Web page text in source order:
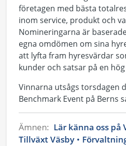
företagen med bästa
inom service, produkt och
Nomineringarna är
egna omdömen om sina
att lyfta fram hyresvärdar
kunder och satsar på en
Vinnarna utsågs torsdagen
Benchmark Event på Berns
Ämnen: Lär känna oss på
Tillväxt Väsby